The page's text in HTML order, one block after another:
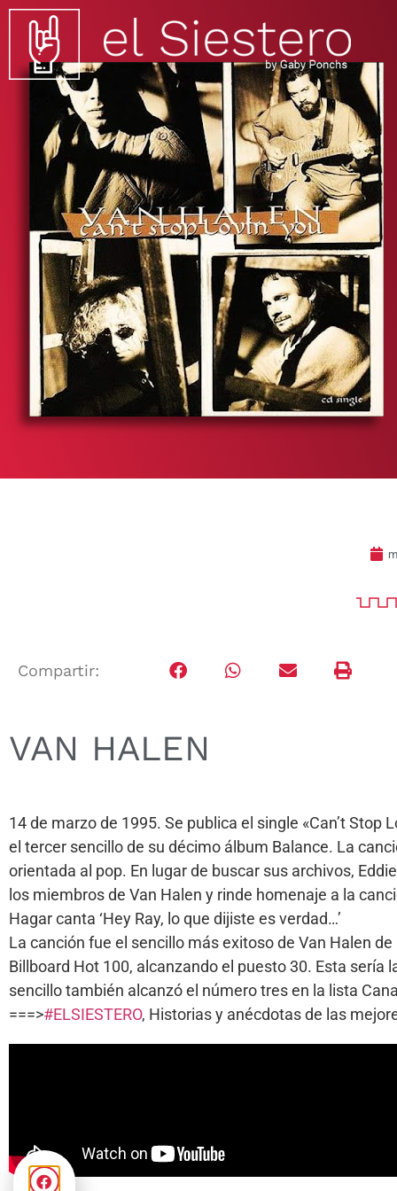
Compartir:
VAN HALEN
14 de marzo de 1995. Se publica el single «Can’t Stop
el tercer sencillo de su décimo álbum Balance. La
orientada al pop. En lugar de buscar sus archivos,
los miembros de Van Halen y rinde homenaje a la
Hagar canta ‘Hey Ray, lo que dijiste es verdad…’
La canción fue el sencillo más exitoso de Van Halen
Billboard Hot 100, alcanzando el puesto 30. Esta sería
sencillo también alcanzó el número tres en la lista
===>#ELSIESTERO, Historias y anécdotas de las